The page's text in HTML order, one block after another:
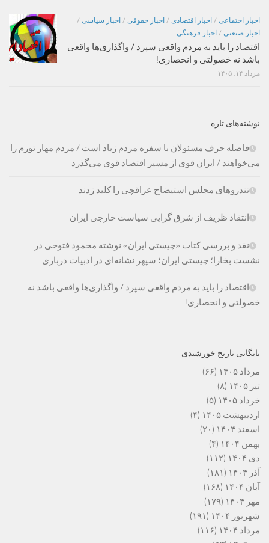
اخبار اجتماعی / اخبار اقتصادی / اخبار حقوقی / اخبار سیاسی /
اخبار صنعتی / اخبار فرهنگی
اقتصاد را باید به مردم واقعی سپرد / واگذاری‌ها واقعی
باشد نه خصولتی و انحصاری!
مرداد ۱۴, ۱۴۰۵
نوشته‌های تازه
فاصله حرف مسئولان با سفره مردم زیاد است / مردم مهار تورم را
می‌خواهند / ایران قوی از مسیر اقتصاد قوی می‌گذرد
تندروهای مجلس استیضاح عراقچی را کلید زدند
انتقاد ظریف از شرق گرایی سیاست خارجی ایران
نقد و بررسی کتاب «چیستی ایران» نوشته محمود فتوحی در
نشست بخارا؛ چیستی ایران؛ سپهر نشانه‌ای در ادبیات درباری
اقتصاد را باید به مردم واقعی سپرد / واگذاری‌ها واقعی باشد نه
خصولتی و انحصاری!
بایگانی تاریخ خورشیدی
مرداد ۱۴۰۵
(۶۶)
تیر ۱۴۰۵
(۸)
خرداد ۱۴۰۵
(۵)
اردیبهشت ۱۴۰۵
(۴)
اسفند ۱۴۰۴
(۲۰)
بهمن ۱۴۰۴
(۴)
دی ۱۴۰۴
(۱۱۲)
آذر ۱۴۰۴
(۱۸۱)
آبان ۱۴۰۴
(۱۶۸)
مهر ۱۴۰۴
(۱۷۹)
شهریور ۱۴۰۴
(۱۹۱)
مرداد ۱۴۰۴
(۱۱۶)